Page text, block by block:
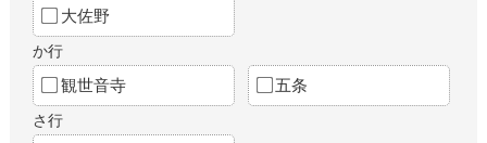
大佐野
か行
観世音寺 五条
さ行